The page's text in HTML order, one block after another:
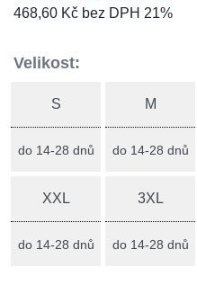
468,60 Kč bez DPH 21%
Velikost:
S
do 14-28 dnů
M
do 14-28 dnů
XXL
do 14-28 dnů
3XL
do 14-28 dnů